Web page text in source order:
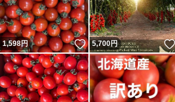
1,598円 いいね！
5,700円